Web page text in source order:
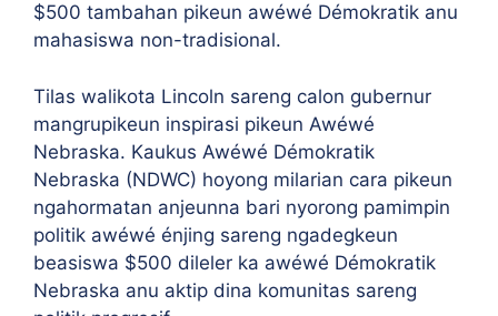
$500 tambahan pikeun awéwé Démokratik anu
mahasiswa non-tradisional.
Tilas walikota Lincoln sareng calon gubernur
mangrupikeun inspirasi pikeun Awéwé
Nebraska. Kaukus Awéwé Démokratik
Nebraska (NDWC) hoyong milarian cara pikeun
ngahormatan anjeunna bari nyorong pamimpin
politik awéwé énjing sareng ngadegkeun
beasiswa $500 dileler ka awéwé Démokratik
Nebraska anu aktip dina komunitas sareng